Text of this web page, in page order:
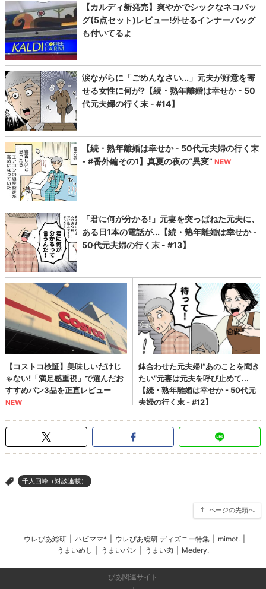
> 千人回峰（対談連載）
ページの先頭へ
ウレぴあ総研 ハピママ* ウレぴあ総研 ディズニー特集 mimot.
うまいめし
うまいパン うまい肉 Medery.
ぴあ関連サイト